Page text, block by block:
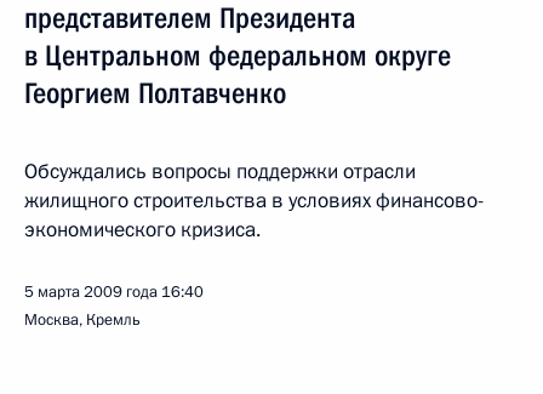
представителем Президента
в Центральном федеральном округе
Георгием Полтавченко
Обсуждались вопросы поддержки отрасли
жилищного строительства в условиях финансово-
экономического кризиса.
5 марта 2009 года 16:40
Москва, Кремль